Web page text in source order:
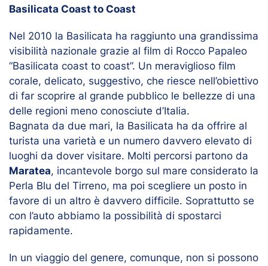
Basilicata Coast to Coast
Nel 2010 la Basilicata ha raggiunto una grandissima
visibilità nazionale grazie al film di Rocco Papaleo
“Basilicata coast to coast”. Un meraviglioso film
corale, delicato, suggestivo, che riesce nell’obiettivo
di far scoprire al grande pubblico le bellezze di una
delle regioni meno conosciute d’Italia.
Bagnata da due mari, la Basilicata ha da offrire al
turista una varietà e un numero davvero elevato di
luoghi da dover visitare. Molti percorsi partono da
Maratea, incantevole borgo sul mare considerato la
Perla Blu del Tirreno, ma poi scegliere un posto in
favore di un altro è davvero difficile. Soprattutto se
con l’auto abbiamo la possibilità di spostarci
rapidamente.
In un viaggio del genere, comunque, non si possono